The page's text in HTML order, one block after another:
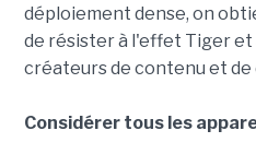
déploiement dense, on
de résister à l'effet Tiger et
créateurs de contenu et de
Considérer tous les